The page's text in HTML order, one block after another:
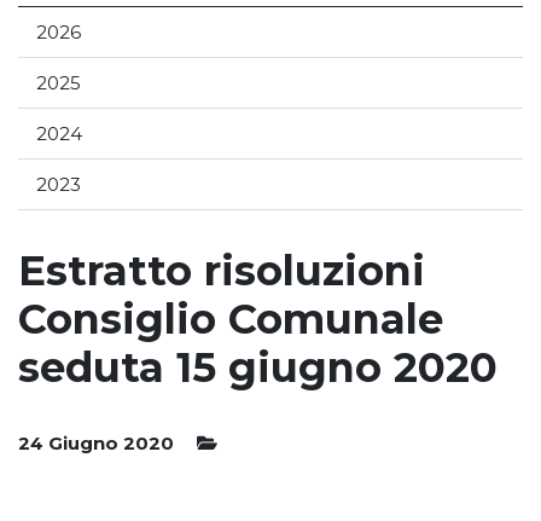
2026
2025
2024
2023
Estratto risoluzioni
Consiglio Comunale
seduta 15 giugno 2020
24 Giugno 2020